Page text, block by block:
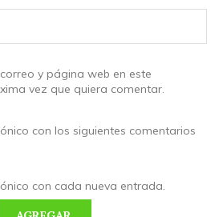
y página web en este
vez que quiera comentar.
con los siguientes comentarios
con cada nueva entrada.